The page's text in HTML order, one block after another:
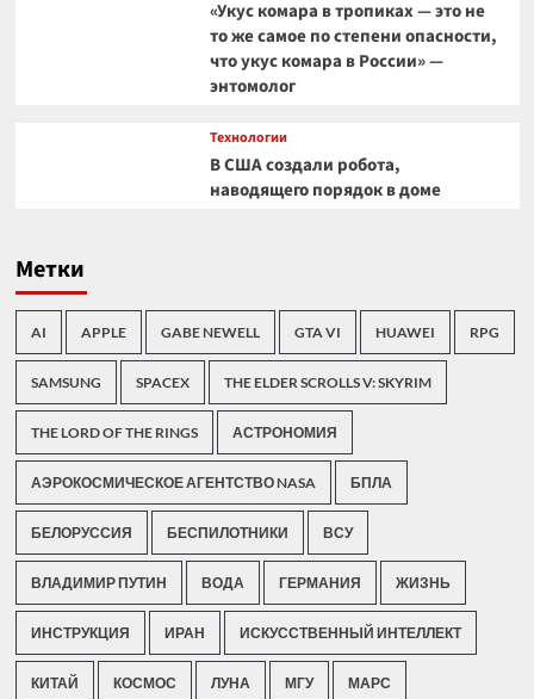
«Укус комара в тропиках — это не
то же самое по степени опасности,
что укус комара в России» —
энтомолог
Технологии
В США создали робота,
наводящего порядок в доме
Метки
AI APPLE GABE NEWELL GTA VI HUAWEI RPG
SAMSUNG SPACEX THE ELDER SCROLLS V: SKYRIM
THE LORD OF THE RINGS АСТРОНОМИЯ
АЭРОКОСМИЧЕСКОЕ АГЕНТСТВО NASA БПЛА
БЕЛОРУССИЯ БЕСПИЛОТНИКИ ВСУ
ВЛАДИМИР ПУТИН ВОДА ГЕРМАНИЯ ЖИЗНЬ
ИНСТРУКЦИЯ ИРАН ИСКУССТВЕННЫЙ ИНТЕЛЛЕКТ
КИТАЙ КОСМОС ЛУНА МГУ МАРС